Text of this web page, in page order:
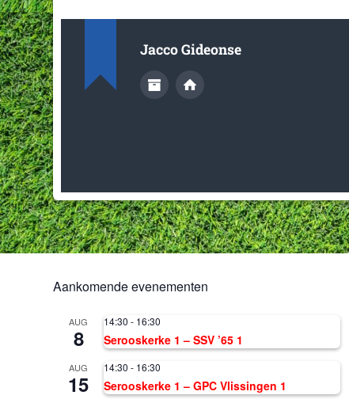
Jacco Gideonse
Aankomende evenementen
AUG
8
14:30 - 16:30
Serooskerke 1 – SSV ’65 1
AUG
15
14:30 - 16:30
Serooskerke 1 – GPC Vlissingen 1